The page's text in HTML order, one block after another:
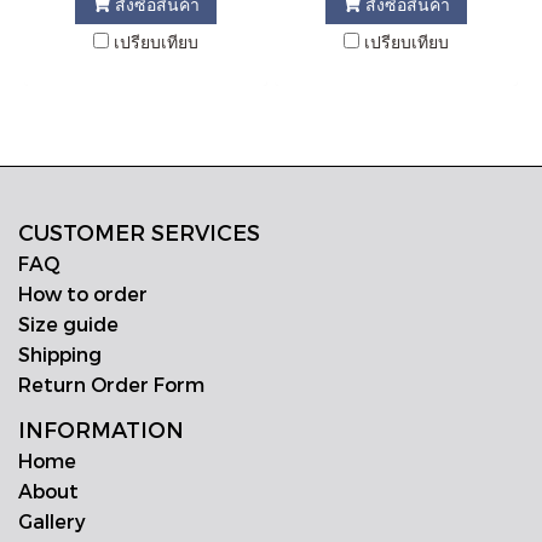
เปรียบเทียบ
เปรียบเทียบ
CUSTOMER SERVICES
FAQ
How to order
Size guide
Shipping
Return Order Form
INFORMATION
Home
About
Gallery